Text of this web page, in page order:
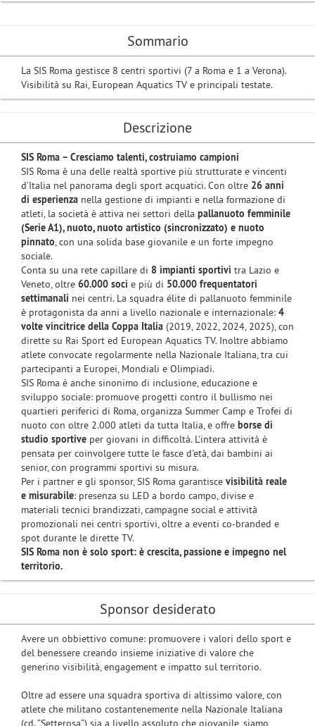
Sommario
La SIS Roma gestisce 8 centri sportivi (7 a Roma e 1 a Verona).
Visibilità su Rai, European Aquatics TV e principali testate.
Descrizione
SIS Roma – Cresciamo talenti, costruiamo campioni
SIS Roma è una delle realtà sportive più strutturate e vincenti
d’Italia nel panorama degli sport acquatici. Con oltre 26 anni
di esperienza nella gestione di impianti e nella formazione di
atleti, la società è attiva nei settori della pallanuoto femminile
(Serie A1), nuoto, nuoto artistico (sincronizzato) e nuoto
pinnato, con una solida base giovanile e un forte impegno
sociale.
Conta su una rete capillare di 8 impianti sportivi tra Lazio e
Veneto, oltre 60.000 soci e più di 50.000 frequentatori
settimanali nei centri. La squadra élite di pallanuoto femminile
è protagonista da anni a livello nazionale e internazionale: 4
volte vincitrice della Coppa Italia (2019, 2022, 2024, 2025), con
dirette su Rai Sport ed European Aquatics TV. Inoltre abbiamo
atlete convocate regolarmente nella Nazionale Italiana, tra cui
partecipanti a Europei, Mondiali e Olimpiadi.
SIS Roma è anche sinonimo di inclusione, educazione e
sviluppo sociale: promuove progetti contro il bullismo nei
quartieri periferici di Roma, organizza Summer Camp e Trofei di
nuoto con oltre 2.000 atleti da tutta Italia, e offre borse di
studio sportive per giovani in difficoltà. L'intera attività è
pensata per coinvolgere tutte le fasce d'età, dai bambini ai
senior, con programmi sportivi su misura.
Per i partner e gli sponsor, SIS Roma garantisce visibilità reale
e misurabile: presenza su LED a bordo campo, divise e
materiali tecnici brandizzati, campagne social e attività
promozionali nei centri sportivi, oltre a eventi co-branded e
spot durante le dirette TV.
SIS Roma non è solo sport: è crescita, passione e impegno nel
territorio.
Sponsor desiderato
Avere un obbiettivo comune: promuovere i valori dello sport e
del benessere creando insieme iniziative di valore che
generino visibilità, engagement e impatto sul territorio.
Oltre ad essere una squadra sportiva di altissimo valore, con
atlete che militano costantenemente nella Nazionale Italiana
(cd. “Setterosa”) sia a livello assoluto che giovanile, siamo